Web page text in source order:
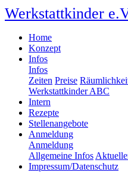
Werkstattkinder
Home
Konzept
Infos
Infos
Zeiten Preise
Werkstattkinder ABC
Intern
Rezepte
Stellenangebote
Anmeldung
Anmeldung
Allgemeine Infos
Impressum/Datenschutz